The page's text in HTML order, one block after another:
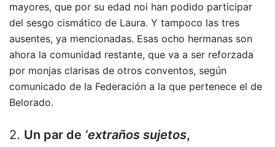
mayores, que por su edad noi han podido participar
del sesgo cismático de Laura. Y tampoco las tres
ausentes, ya mencionadas. Esas ocho hermanas son
ahora la comunidad restante, que va a ser reforzada
por monjas clarisas de otros conventos, según
comunicado de la Federación a la que pertenece el de
Belorado.
2. Un par de ‘extraños sujetos,